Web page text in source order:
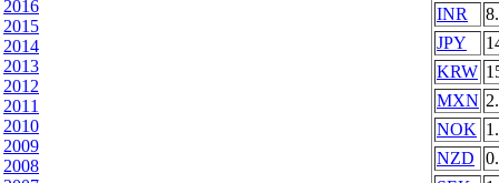
2016
2015
2014
2013
2012
2011
2010
2009
2008
INR
JPY
KRW
MXN
NOK
NZD